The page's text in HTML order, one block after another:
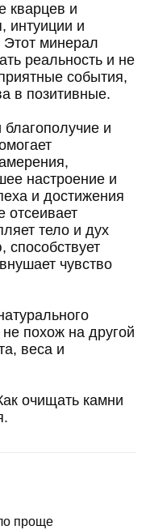
кварцев и
интуиции и
Этот минерал
реальность и не
события,
в позитивные.
и
настроение и
и достижения
отсеивает
тело и дух
способствует
чувство
похож на другой
веса и
очищать камни
проще